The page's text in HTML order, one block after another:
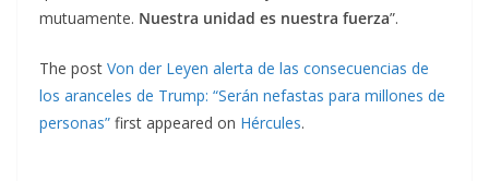
mutuamente. Nuestra unidad es nuestra fuerza”.
The post Von der Leyen alerta de las consecuencias de
los aranceles de Trump: “Serán nefastas para millones de
personas” first appeared on Hércules.